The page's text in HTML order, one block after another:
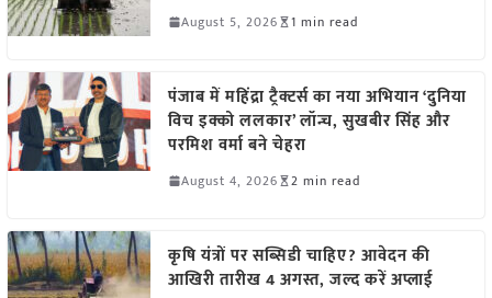
August 5, 2026 1 min read
पंजाब में महिंद्रा ट्रैक्टर्स का नया अभियान ‘दुनिया
विच इक्को ललकार’ लॉन्च, सुखबीर सिंह और
परमिश वर्मा बने चेहरा
August 4, 2026 2 min read
कृषि यंत्रों पर सब्सिडी चाहिए? आवेदन की
आखिरी तारीख 4 अगस्त, जल्द करें अप्लाई